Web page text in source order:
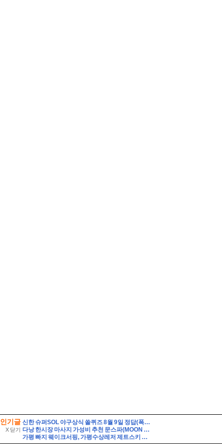
인기글
X 닫기
신한 슈퍼SOL 야구상식 쏠퀴즈 8월 9일 정답(폭염으로 인한 경기 취소로 2026 신한 SOL KBO 리그 가을 일정에 부담이 커졌습니다. KBO 정규시즌 한 팀당 치르는 경수는 총 몇 경기 일까요?)
다낭 한시장 마사지 가성비 추천 문스파(MOON SPA)
가평 빠지 웨이크서핑, 가평수상레저 제트스키 핫플